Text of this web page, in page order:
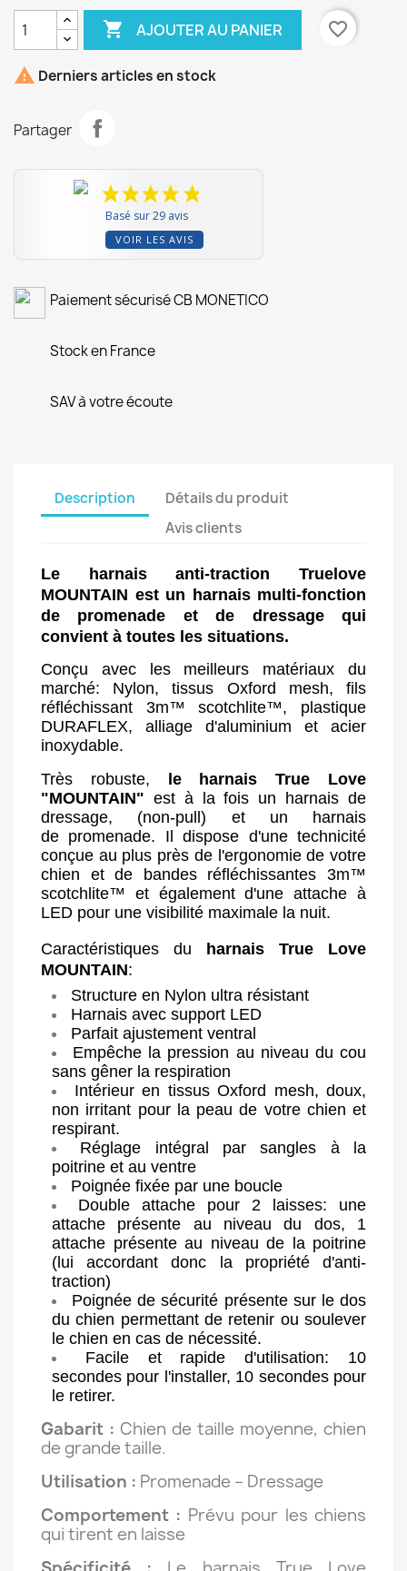
 AJOUTER AU PANIER favorite_border
 Derniers articles en stock
Partager
Basé sur 29 avis
VOIR LES AVIS
Paiement sécurisé CB MONETICO
Stock en France
SAV à votre écoute
Description
Détails du produit
Avis clients
Le harnais anti-traction Truelove
MOUNTAIN est un harnais multi-fonction
de promenade et de dressage qui
convient à toutes les situations.
Conçu avec les meilleurs matériaux du
marché: Nylon, tissus Oxford mesh, fils
réfléchissant 3m™ scotchlite™, plastique
DURAFLEX, alliage d'aluminium et acier
inoxydable.
Très robuste,
le harnais True Love
"MOUNTAIN" est à la fois un harnais de
dressage, (non-pull) et un harnais
de promenade. Il dispose d'une technicité
conçue au plus près de l'ergonomie de votre
chien et de bandes réfléchissantes 3m™
scotchlite™ et également d'une attache à
LED pour une visibilité maximale la nuit.
Caractéristiques du harnais True Love
MOUNTAIN:
Structure en Nylon ultra résistant
Harnais avec support LED
Parfait ajustement ventral
Empêche la pression au niveau du cou
sans gêner la respiration
Intérieur en tissus Oxford mesh, doux,
non irritant pour la peau de votre chien et
respirant.
Réglage intégral par sangles à la
poitrine et au ventre
Poignée fixée par une boucle
Double attache pour 2 laisses: une
attache présente au niveau du dos, 1
attache présente au niveau de la poitrine
(lui accordant donc la propriété d'anti-
traction)
Poignée de sécurité présente sur le dos
du chien permettant de retenir ou soulever
le chien en cas de nécessité.
Facile et rapide d'utilisation: 10
secondes pour l'installer, 10 secondes pour
le retirer.
Gabarit : Chien de taille moyenne, chien
de grande taille.
Utilisation : Promenade – Dressage
Comportement : Prévu pour les chiens
qui tirent en laisse